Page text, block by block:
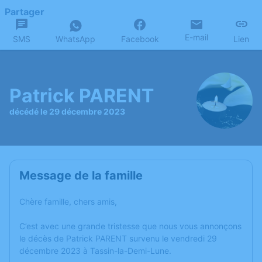
Partager
SMS WhatsApp Facebook E-mail Lien
Patrick PARENT
décédé le 29 décembre 2023
Message de la famille
Chère famille, chers amis,
C’est avec une grande tristesse que nous vous annonçons
le décès de Patrick PARENT survenu le vendredi 29
décembre 2023 à Tassin-la-Demi-Lune.